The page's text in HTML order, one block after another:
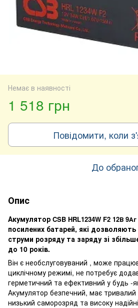
Немає в наявності
1 518 грн
Повідомити, коли
До
Опис
Акумулятор CSB HRL1234W F2 12В 9Аг
посилених батарей, які дозволяють
струми розряду та заряду зі
до 10 років.
Він є необслуговуваний , може
циклічному режимі, не потребує
герметичний та ефективний у будь -
Акумулятор безпечний, має тривалий
низький саморозряд та високу